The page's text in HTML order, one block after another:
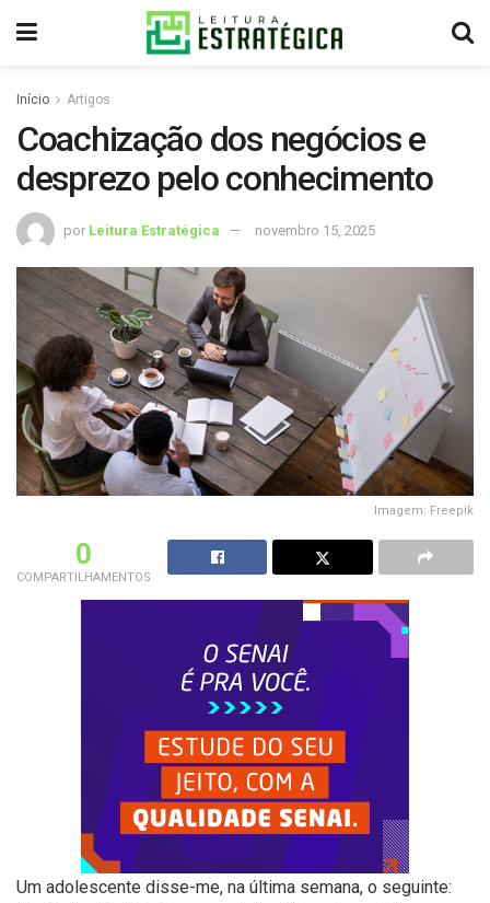
Início Artigos
Coachização dos negócios e
desprezo pelo conhecimento
por Leitura Estratégica novembro 15, 2025
Imagem: Freepik
0
COMPARTILHAMENTOS
Um adolescente disse-me, na última semana, o seguinte: